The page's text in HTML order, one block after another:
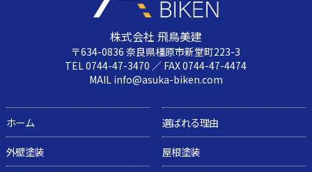
株式会社 飛鳥美建
〒634-0836 奈良県橿原市新堂町223-3
TEL 0744-47-3470 ／ FAX 0744-47-4474
MAIL info@asuka-biken.com
ホーム
選ばれる理由
外壁塗装
屋根塗装